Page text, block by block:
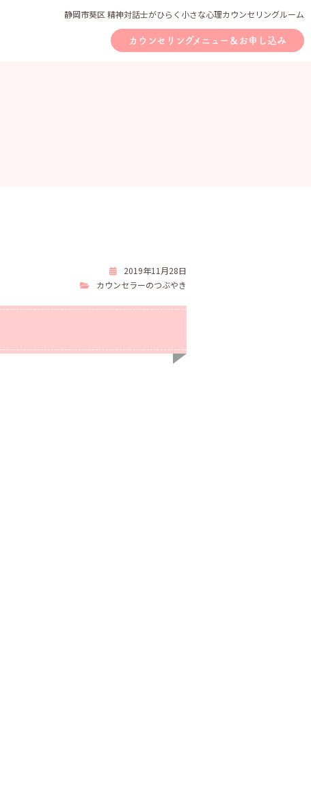
静岡市葵区 精神対話士がひらく小さな心理カウンセリングルーム
カウンセリングメニュー＆お申し込み
2019年11月28日
カウンセラーのつぶやき